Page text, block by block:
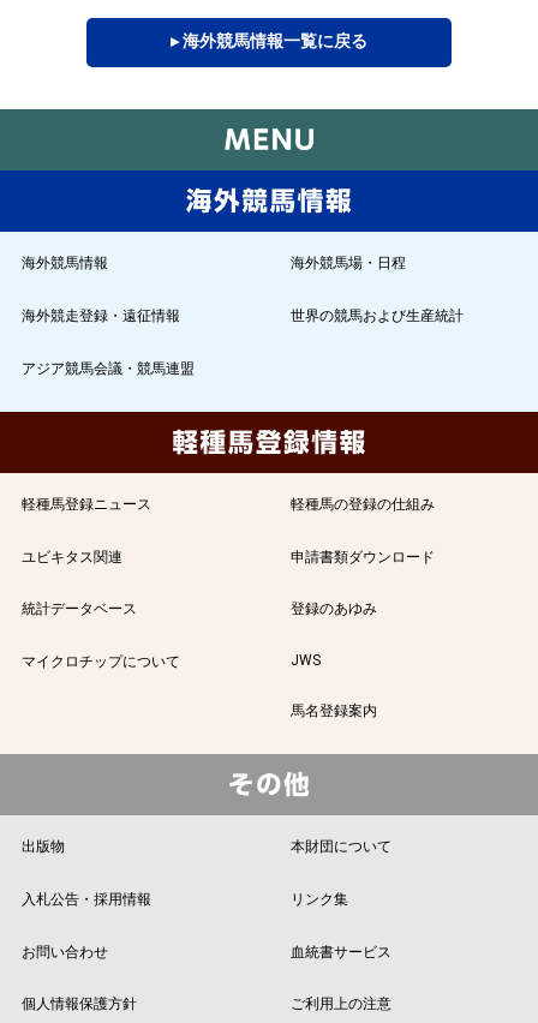
▸ 海外競馬情報一覧に戻る
海外競馬情報 海外競馬場・日程
海外競走登録・遠征情報 世界の競馬および生産統計
アジア競馬会議・競馬連盟
軽種馬登録ニュース 軽種馬の登録の仕組み
ユビキタス関連 申請書類ダウンロード
統計データベース 登録のあゆみ
マイクロチップについて JWS
馬名登録案内
出版物 本財団について
入札公告・採用情報 リンク集
お問い合わせ 血統書サービス
個人情報保護方針 ご利用上の注意